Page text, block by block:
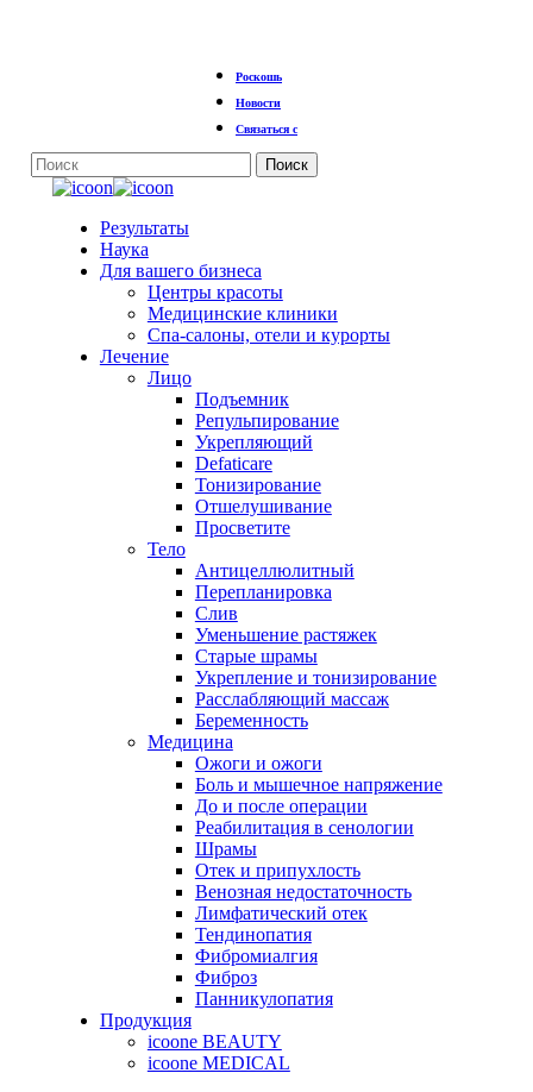
Роскошь
Новости
Связаться с
Поиск
Закрыть
МенюРезультаты
Наука
Для вашего бизнеса
Центры красоты
Медицинские клиники
Спа-салоны, отели и курорты
Лечение
Лицо
Подъемник
Репульпирование
Укрепляющий
Defaticare
Тонизирование
Отшелушивание
Просветите
Тело
Антицеллюлитный
Перепланировка
Слив
Уменьшение растяжек
Старые шрамы
Укрепление и тонизирование
Расслабляющий массаж
Беременность
Медицина
Ожоги и ожоги
Боль и мышечное напряжение
До и после операции
Реабилитация в сенологии
Шрамы
Отек и припухлость
Венозная недостаточность
Лимфатический отек
Тендинопатия
Фибромиалгия
Фиброз
Панникулопатия
Продукция
icoone BEAUTY
icoone MEDICAL